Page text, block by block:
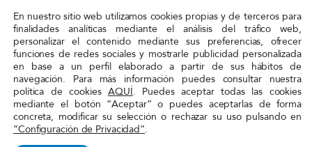
Red
Acoge
Inicio»Actualidad» MIGRACIONES Y CRISIS
HUMANITARIA EN EL
MEDITERRÁNEO
En nuestro sitio web utilizamos cookies propias y de terceros para
finalidades analíticas mediante el análisis del tráfico web,
personalizar el contenido mediante sus preferencias, ofrecer
funciones de redes sociales y mostrarle publicidad personalizada
en base a un perfil elaborado a partir de sus hábitos de
navegación. Para más información puedes consultar nuestra
política de cookiesAQUÍ. Puedes aceptar todas las cookies
mediante el botón “Aceptar” o puedes aceptarlas de forma
concreta, modificar su selección o rechazar su uso pulsando en
“Configuración de Privacidad”.